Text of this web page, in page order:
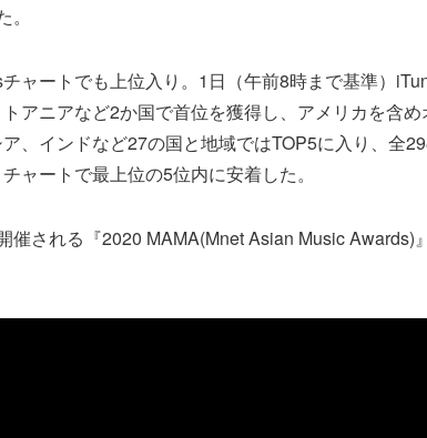
ャートでも上位入り。1日（午前8時まで基準）
アニアなど2か国で首位を獲得し、アメリカを含め
、インドなど27の国と地域ではTOP5に入り、全
ャートで最上位の5位内に安着した。
催される『2020 MAMA(Mnet Asian Music Awards)